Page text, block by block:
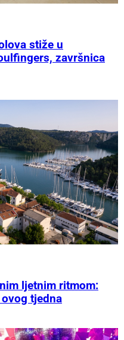
stiže u
završnica
ljetnim ritmom:
tjedna